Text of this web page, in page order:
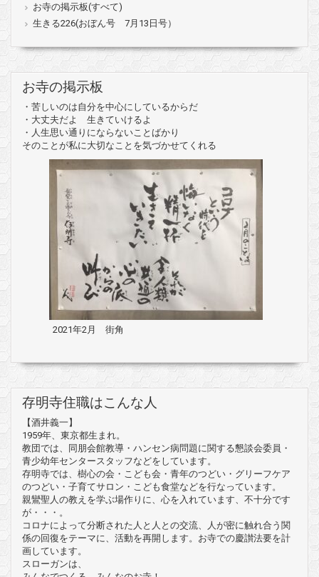
お寺の掲示板(すべて)
生きる226(おぼん号 7月13日号）
お寺の掲示板
・苦しいのは自分を中心にしているからだ
・大丈夫だよ 生きていけるよ
・人生思い通りにならないことばかり
そのことが私に大切なことを気づかせてくれる
2021年2月 街角
存明寺住職はこんな人
【酒井義一】
1959年、東京都生まれ。
教団では、同朋会館教導・ハンセン病問題に関する懇談会委員・
青少幼年センタースタッフなどをしています。
存明寺では、樹心の会・こども会・青年のつどい・グリーフケア
のつどい・子育てサロン・こども食堂などを行なっています。
親鸞聖人の教えを学ぶ場作りに、心を入れています、不十分です
が・・・。
コロナによって分断された人と人との交流、人が密に触れ合う関
係の回復をテーマに、活動を再開します。お寺での慶讃法要を計
画しています。
スローガンは、